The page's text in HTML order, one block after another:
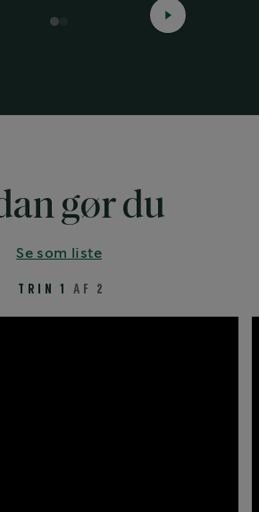
gør du
Se som liste
TRIN 1 AF 2